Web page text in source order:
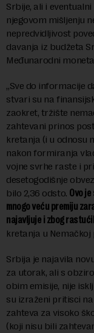
Srbije, ali i
njegovom mišljenju
nepredvidljivost
davanja iz budžeta
Međunarodni
„Sve do informacije
stvari su na
zaokret, tržište
zahtevani prinos
kretanja (i u odnosu
nakon formiranja
vojne svrhe raste i
desetogodišnje
bilo 2,36 odsto. Ovo
mnogo veću premiju
najavljuje i zbog
kretanja u Nemačkoj
Srbija je najavila
za utorak, ali s
obim emisije, nije
su izraženi pritisci
zahteva za visoko
(koji nisu bili